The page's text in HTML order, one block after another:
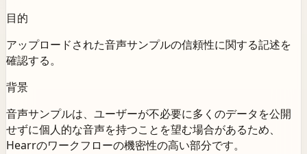
目的
アップロードされた音声サンプルの信頼性に関する記述を
確認する。
背景
音声サンプルは、ユーザーが不必要に多くのデータを公開
せずに個人的な音声を持つことを望む場合があるため、
Hearrのワークフローの機密性の高い部分です。